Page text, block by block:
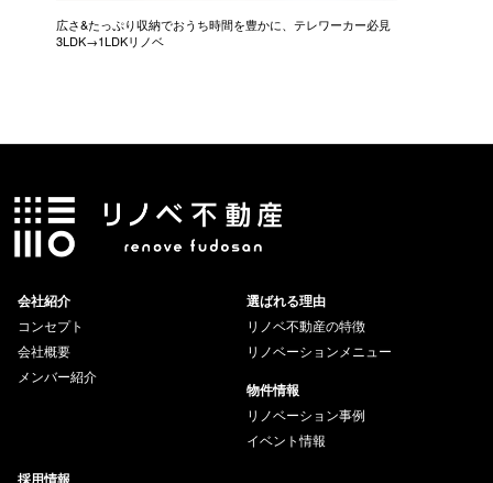
広さ&たっぷり収納でおうち時間を豊かに、テレワーカー必見
3LDK→1LDKリノベ
会社紹介
コンセプト
会社概要
メンバー紹介
選ばれる理由
リノベ不動産の特徴
リノベーションメニュー
物件情報
リノベーション事例
イベント情報
採用情報